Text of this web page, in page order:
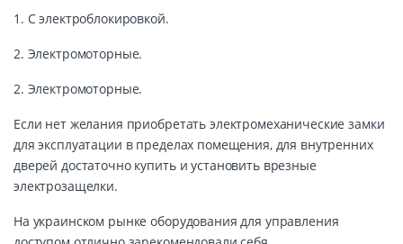
1. С электроблокировкой.
2. Электромоторные.
2. Электромоторные.
Если нет желания приобретать электромеханические замки
для эксплуатации в пределах помещения, для внутренних
дверей достаточно купить и установить врезные
электрозащелки.
На украинском рынке оборудования для управления